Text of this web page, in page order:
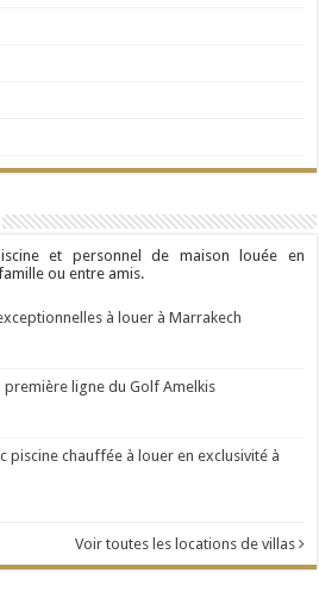
et personnel de maison louée en
ou entre amis.
à louer à Marrakech
première ligne du Golf Amelkis
piscine chauffée à louer en exclusivité à
Voir toutes les locations de villas